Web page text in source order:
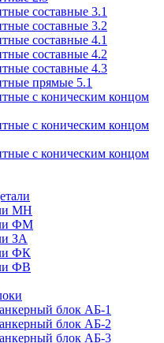
составные 3.1
составные 3.2
составные 4.1
составные 4.2
составные 4.3
прямые 5.1
с коническим концом
с коническим концом
с коническим концом
МН
ФМ
ЗА
ФК
ФВ
блок АБ-1
блок АБ-2
блок АБ-3